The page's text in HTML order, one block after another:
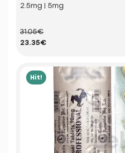
2.5mg | 5mg
31.05€
23.35€
Hit!